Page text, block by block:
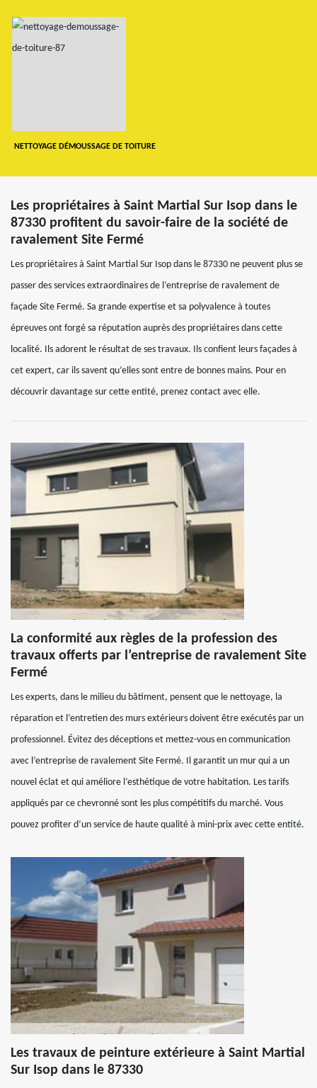
NETTOYAGE DÉMOUSSAGE DE TOITURE
Les propriétaires à Saint Martial Sur Isop dans le
87330 profitent du savoir-faire de la société de
ravalement Site Fermé
Les propriétaires à Saint Martial Sur Isop dans le 87330 ne peuvent plus se
passer des services extraordinaires de l’entreprise de ravalement de
façade Site Fermé. Sa grande expertise et sa polyvalence à toutes
épreuves ont forgé sa réputation auprès des propriétaires dans cette
localité. Ils adorent le résultat de ses travaux. Ils confient leurs façades à
cet expert, car ils savent qu’elles sont entre de bonnes mains. Pour en
découvrir davantage sur cette entité, prenez contact avec elle.
La conformité aux règles de la profession des
travaux offerts par l’entreprise de ravalement Site
Fermé
Les experts, dans le milieu du bâtiment, pensent que le nettoyage, la
réparation et l’entretien des murs extérieurs doivent être exécutés par un
professionnel. Évitez des déceptions et mettez-vous en communication
avec l’entreprise de ravalement Site Fermé. Il garantit un mur qui a un
nouvel éclat et qui améliore l’esthétique de votre habitation. Les tarifs
appliqués par ce chevronné sont les plus compétitifs du marché. Vous
pouvez profiter d’un service de haute qualité à mini-prix avec cette entité.
Les travaux de peinture extérieure à Saint Martial
Sur Isop dans le 87330